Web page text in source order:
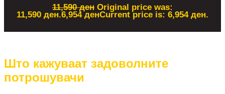
11,590ден Original price was:
11,590 ден.6,954денCurrent price is: 6,954 ден.
Што кажуваат задоволните
потрошувачи